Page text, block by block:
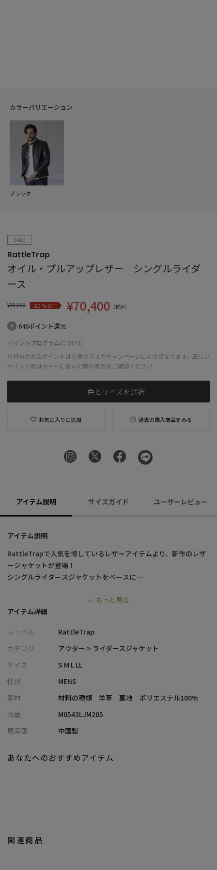
カラーバリエーション
ブラック
SALE
RattleTrap
オイル・プルアップレザー シングルライダ
ース
¥88,000 20% OFF ¥70,400 （税込）
640ポイント還元
ポイントプログラムについて
※付与されるポイントは会員クラスやキャンペーンにより異なります。正しい
ポイント数はカートに進んだ際の表示をご確認ください
色とサイズを選択
お気に入りに追加 過去の購入商品をみる
アイテム説明 サイズガイド ユーザーレビュー
アイテム説明
RattleTrapで人気を博しているレザーアイテムより、新作のレザ
ージャケットが登場！
シングルライダースジャケットをベースに
に感じられる特別な1枚に仕上げました。
デザインを提案。
定番のレザージャケットをお持ちの方にもぜひゲットしていただ
きたい1枚です。
【オイル・プルアップレザー】
オイル・プルアップレザーは、一般的なオイルレザーよりも多く
折り曲げるなど圧力がかかる部分では、オイルが移動して、白っ
※画像はサンプルです。仕様が変更になることがありますのであ
もっと見る
アイテム詳細
レーベル
RattleTrap
カテゴリ
アウター > ライダースジャケット
サイズ
S M L LL
性別
MENS
素材
材料の種類 羊革 裏地 ポリエステル100%
品番
M0543LJM205
原産国
中国製
関連商品
あなたへのおすすめアイテム